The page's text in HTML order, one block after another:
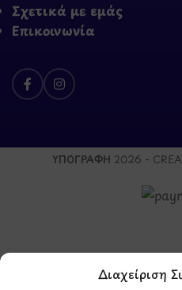
Διαχείριση
Σχετικά με εμάς
Επικοινωνία
ΥΠΟΓΡΑΦΗ 2026 -